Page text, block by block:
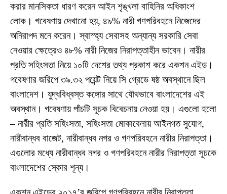
করার মানসিকতা ধারণ করেন আইন শৃঙ্খলা বাহিনির অধিকাংশ
লোক। গবেষণায় দেখানো হয়, ৪৯% নারী গণপরিবহনে নিজেদের
অনিরাপদ মনে করেন। স্বাস্হ্য সেবাসহ অন্যান্য সরকারি সেবা
নেওয়ার ক্ষেত্রেও ৪৮% নারী নিজের নিরাপত্তাহীন ভাবেন। নারীর
প্রতি সহিংসতা নিয়ে ১০টি দেশের তথ্য প্রকাশ করে একশন এইড।
গবেষণার জরিপে ৩৯.৩২ পয়েন্ট নিয়ে সি গ্রেডে ষষ্ঠ অবস্থানে ছিল
বাংলাদেশ। যুদ্ধবিধ্বস্ত কঙ্গোর সাথে যৌথভাবে বাংলাদেশের এই
অবস্থান। গবেষণায় পাঁচটি সূচক বিবেচনায় নেওয়া হয়। এগুলো হলো
– নারীর প্রতি সহিংসতা, সহিংসতা মোকাবেলায় আইনগত সুযোগ,
নারীবান্ধব বাজেট, নারীবান্ধব নগর ও গণপরিবহনে নারীর নিরাপত্তা।
এগুলোর মধ্যে নারীবান্ধব নগর ও গণপরিবহনে নারীর নিরাপত্তা সূচকে
বাংলাদেশের স্কোর শূন্য।